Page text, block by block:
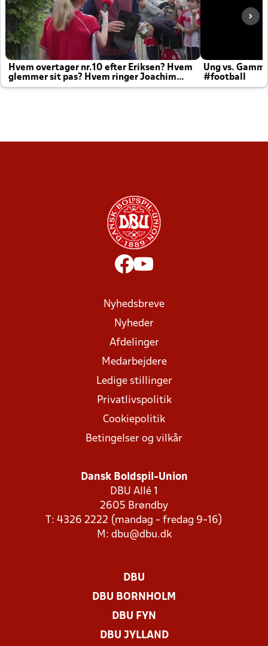
Hvem overtager nr.10 efter Eriksen? Hvem
glemmer sit pas? Hvem ringer Joachim
altid til efter kampe?
Ung vs.
#football
Nyhedsbreve
Nyheder
Afdelinger
Medarbejdere
Ledige stillinger
Privatlivspolitik
Cookiepolitik
Betingelser og vilkår
Dansk Boldspil-Union
DBU Allé 1
2605 Brøndby
T: 4326 2222 (mandag - fredag 9-16)
M: dbu@dbu.dk
DBU
DBU BORNHOLM
DBU FYN
DBU JYLLAND